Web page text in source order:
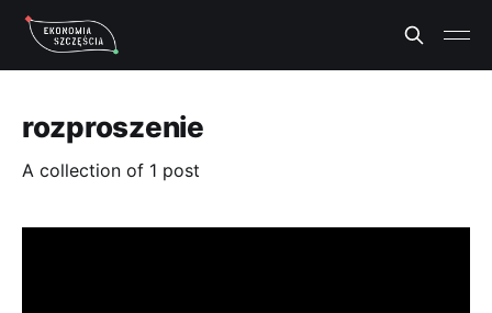
rozproszenie
A collection of 1 post